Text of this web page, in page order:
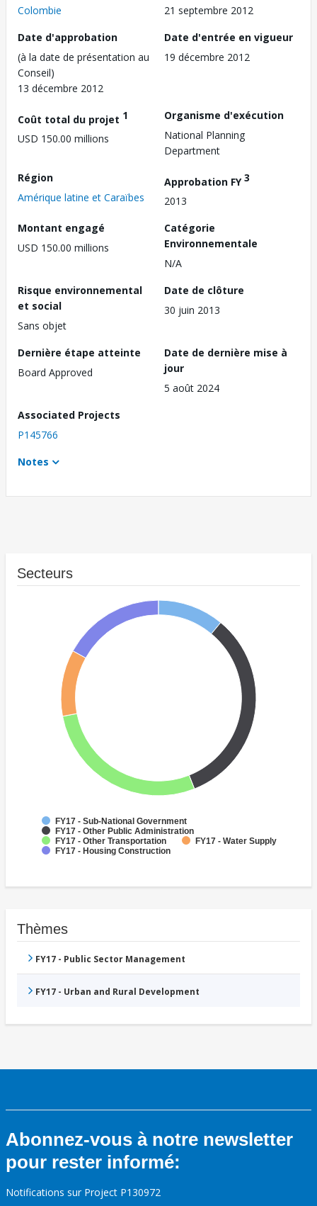
Colombie
21 septembre 2012
Date d'approbation
(à la date de présentation au
Conseil)
13 décembre 2012
Date d'entrée en vigueur
19 décembre 2012
Coût total du projet 1
USD 150.00 millions
Organisme d'exécution
National Planning
Department
Région
Amérique latine et Caraïbes
Approbation FY3
2013
Montant engagé
USD 150.00 millions
Catégorie
Environnementale
N/A
Risque environnemental
et social
Sans objet
Date de clôture
30 juin 2013
Dernière étape atteinte
Board Approved
Date de dernière mise à
jour
5 août 2024
Associated Projects
P145766
Notes
Secteurs
FY17 - Sub-National Government
FY17 - Other Public Administration
FY17 - Other Transportation
FY17 - Water Supply
FY17 - Housing Construction
Thèmes
FY17 - Public Sector Management
FY17 - Urban and Rural Development
Abonnez-vous à notre newsletter
pour rester informé:
Notifications sur Project P130972